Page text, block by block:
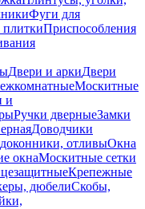
Фуги для
Приспособления
Двери и аркиДвери
Москитные
и
Ручки дверныеЗамки
Доводчики
отливыОкна
окнаМоскитные сетки
Крепежные
дюбелиСкобы,